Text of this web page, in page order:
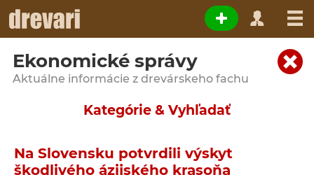
Ekonomické správy
Aktuálne informácie z drevárskeho fachu
Kategórie & Vyhľadať
Na Slovensku potvrdili výskyt
škodlivého ázijského krasoňa